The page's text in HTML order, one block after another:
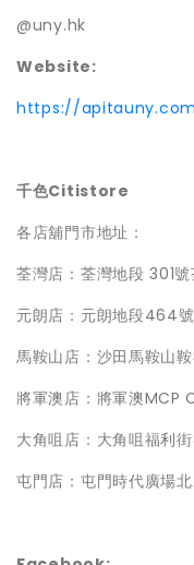
@uny.hk
Website:
https://
千色Citistore
各店舖門市地址：
荃灣店：荃灣地段 301
元朗店：元朗地段464
馬鞍山店：沙田馬鞍山
將軍澳店：將軍澳MCP
大角咀店：大角咀福利
屯門店：屯門時代廣場